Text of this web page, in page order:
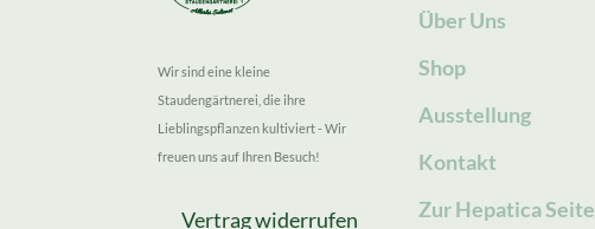
Wir sind eine kleine
Staudengärtnerei, die ihre
Lieblingspflanzen kultiviert - Wir
freuen uns auf Ihren Besuch!
Vertrag widerrufen
Über Uns
Shop
Ausstellung
Kontakt
Zur Hepatica Seite